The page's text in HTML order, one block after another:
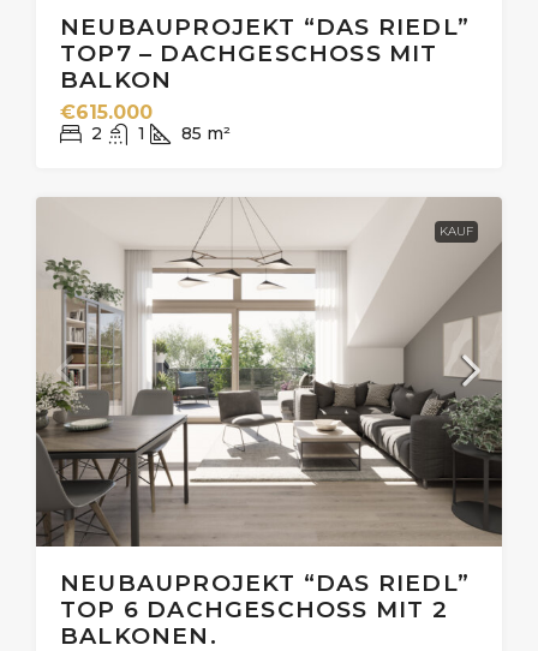
NEUBAUPROJEKT “DAS RIEDL”
TOP7 – DACHGESCHOSS MIT
BALKON
€615.000
2 1 85 m²
KAUF
NEUBAUPROJEKT “DAS RIEDL”
TOP 6 DACHGESCHOSS MIT 2
BALKONEN.